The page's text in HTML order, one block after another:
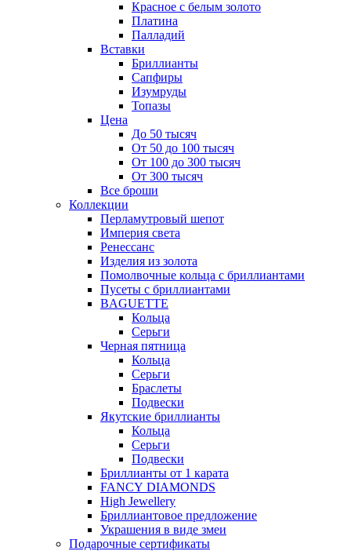
Красное с белым золото
Платина
Палладий
Вставки
Бриллианты
Сапфиры
Изумруды
Топазы
Цена
До 50 тысяч
От 50 до 100 тысяч
От 100 до 300 тысяч
От 300 тысяч
Все броши
Коллекции
Перламутровый шепот
Империя света
Ренессанс
Изделия из золота
Помолвочные кольца с бриллиантами
Пусеты с бриллиантами
BAGUETTE
Кольца
Серьги
Черная пятница
Кольца
Серьги
Браслеты
Подвески
Якутские бриллианты
Кольца
Серьги
Подвески
Бриллианты от 1 карата
FANCY DIAMONDS
High Jewellery
Бриллиантовое предложение
Украшения в виде змеи
Подарочные сертификаты